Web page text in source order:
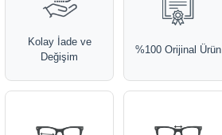
Kolay İade ve
Değişim
%100 Orijinal Ürün